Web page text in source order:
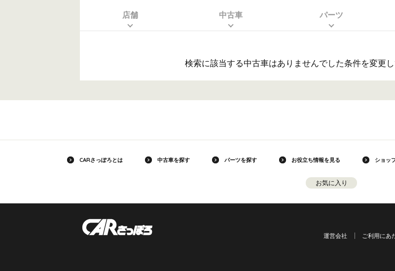
店舗 中古車 パーツ
検索に該当する中古車はありませんでした条件を変更し
CARさっぽろとは 中古車を探す パーツを探す お役立ち情報を見る ショッ
お気に入り
運営会社 ご利用にあ